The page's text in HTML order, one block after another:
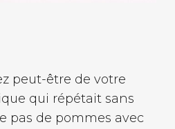
peut-être de votre
qui répétait sans
pas de pommes avec